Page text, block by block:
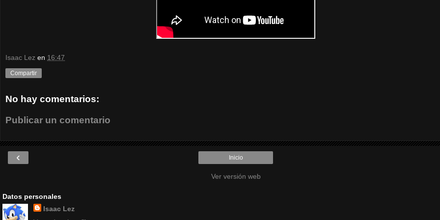
Isaac Lez en 16:47
Compartir
No hay comentarios:
Publicar un comentario
‹ Inicio
Ver versión web
Datos personales
Isaac Lez